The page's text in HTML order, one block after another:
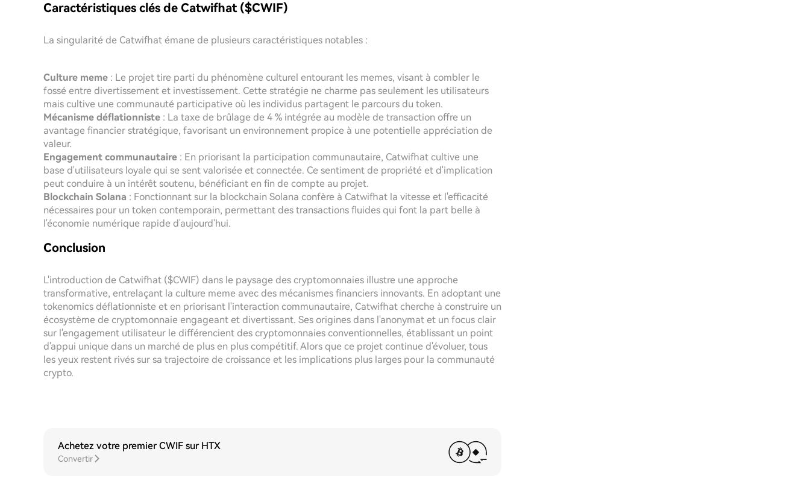
Caractéristiques clés de Catwifhat ($CWIF)
La singularité de Catwifhat émane de plusieurs caractéristiques notables :
Culture meme : Le projet tire parti du phénomène culturel entourant les memes, visant à combler le
fossé entre divertissement et investissement. Cette stratégie ne charme pas seulement les utilisateurs
mais cultive une communauté participative où les individus partagent le parcours du token.
Mécanisme déflationniste : La taxe de brûlage de 4 % intégrée au modèle de transaction offre un
avantage financier stratégique, favorisant un environnement propice à une potentielle appréciation de
valeur.
Engagement communautaire : En priorisant la participation communautaire, Catwifhat cultive une
base d'utilisateurs loyale qui se sent valorisée et connectée. Ce sentiment de propriété et d'implication
peut conduire à un intérêt soutenu, bénéficiant en fin de compte au projet.
Blockchain Solana : Fonctionnant sur la blockchain Solana confère à Catwifhat la vitesse et l'efficacité
nécessaires pour un token contemporain, permettant des transactions fluides qui font la part belle à
l'économie numérique rapide d'aujourd'hui.
Conclusion
L'introduction de Catwifhat ($CWIF) dans le paysage des cryptomonnaies illustre une approche
transformative, entrelaçant la culture meme avec des mécanismes financiers innovants. En adoptant une
tokenomics déflationniste et en priorisant l'interaction communautaire, Catwifhat cherche à construire un
écosystème de cryptomonnaie engageant et divertissant. Ses origines dans l'anonymat et un focus clair
sur l'engagement utilisateur le différencient des cryptomonnaies conventionnelles, établissant un point
d'appui unique dans un marché de plus en plus compétitif. Alors que ce projet continue d'évoluer, tous
les yeux restent rivés sur sa trajectoire de croissance et les implications plus larges pour la communauté
crypto.
Achetez votre premier CWIF sur HTX
Convertir